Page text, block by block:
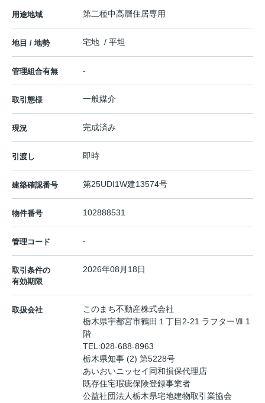
用途地域 第二種中高層住居専用
地目 / 地勢 宅地 / 平坦
管理組合有無 -
取引態様 一般媒介
現況 完成済み
引渡し 即時
建築確認番号 第25UDI1W建13574号
物件番号 102888531
管理コード -
取引条件の
有効期限
2026年08月18日
取扱会社
このまち不動産株式会社
栃木県宇都宮市鶴田１丁目2-21 ラフターⅦ 1
階
TEL:028-688-8963
栃木県知事 (2) 第5228号
あいおいニッセイ同和損保代理店
既存住宅瑕疵保険登録事業者
公益社団法人栃木県宅地建物取引業協会